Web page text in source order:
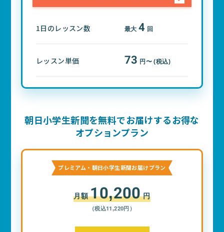
1日のレッスン数 最大4 回
レッスン単価 73 円〜 (税込)
朝日小学生新聞を無料でお届けするお得な
オプションプラン
プレミアム・朝日小学生新聞お届けプラン
月額10,200円
（税込11,220円）